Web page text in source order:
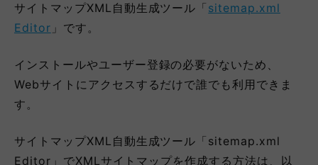
サイトマップXML自動生成ツール「 sitemap.xml
Editor 」です。
インストールやユーザー登録の必要がないため、
Webサイトにアクセスするだけで誰でも利用できま
す。
サイトマップXML自動生成ツール「sitemap.xml
Editor」でXMLサイトマップを作成する方法は、以